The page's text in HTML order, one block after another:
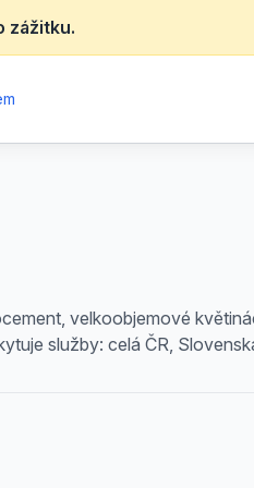
zážitku.
velkoobjemové
služby: celá ČR,